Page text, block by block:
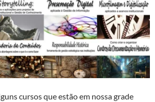
cursos que estão em nossa grade